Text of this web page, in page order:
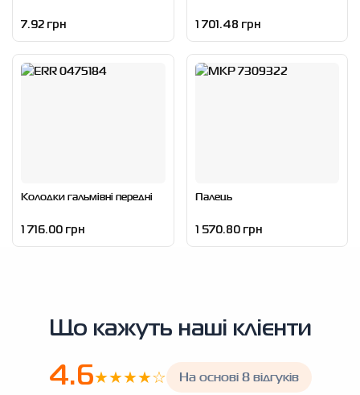
7.92 грн 1 701.48 грн
Колодки гальмівні передні
1 716.00 грн
Палець
1 570.80 грн
Що кажуть наші клієнти
4.6★★★★☆ На основі 8 відгуків